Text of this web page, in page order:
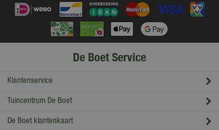
De Boet Service
Klantenservice
Tuincentrum De Boet
De Boet klantenkaart